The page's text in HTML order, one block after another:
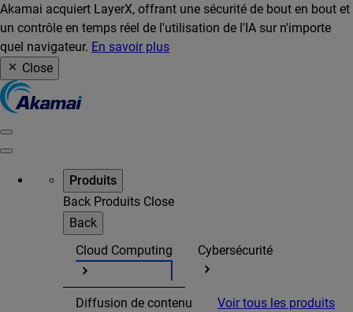
Akamai acquiert LayerX, offrant une sécurité de bout en bout et
un contrôle en temps réel de l'utilisation de l'IA sur n'importe
quel navigateur. En savoir plus
Close
Produits
Back Produits Close
Back
Cloud Computing
Cybersécurité
Diffusion de contenu Voir tous les produits